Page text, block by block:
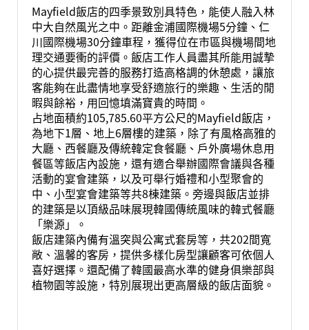
Mayfield飯店的四季景致別具特色，能使人融入林
中大自然風光之中。距離金浦國際機場5分鐘、仁
川國際機場30分鐘車程，獲得位在市區與機場間地
理交通要衝的評價。飯店工作人員盡其所能用誠摯
的心提供最完善的服務打造高格調的休憩處，讓旅
客能夠在此盡情地享受舒適旅行的樂趣、生活的閒
暇與餘裕，用回憶填滿寶貴的時間。
占地面積約105,785.60平方公尺的Mayfield飯店，
為地下1層、地上6層樓的建築，除了有風格高雅的
大廳、西餐廳及傳統韓定食餐廳、戶外廣場休息用
餐區等飯店內設施，還有適合舉辦國際會議與各種
活動的宴會建築，以及可舉行婚禮和小型聚會的
中、小型宴會建築等共8棟建築。旁邊與飯店並排
的建築是以頂級品味展現韓國傳統風味的韓式餐廳
「樂源」。
飯店建築內備有溫突與公寓式套房等，共202間寬
敞、溫馨的客房，提供多樣化房型讓顧客可依個人
喜好選擇。還配備了韓國最高水準的健身俱樂部與
植物園等設施，特別展現出更高層級的飯店面貌。